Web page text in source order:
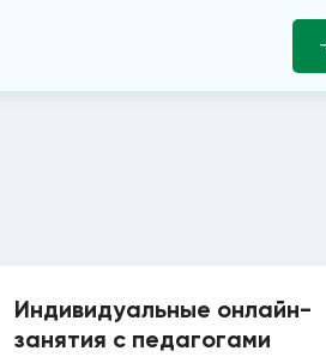
Индивидуальные онлайн-
занятия с педагогами